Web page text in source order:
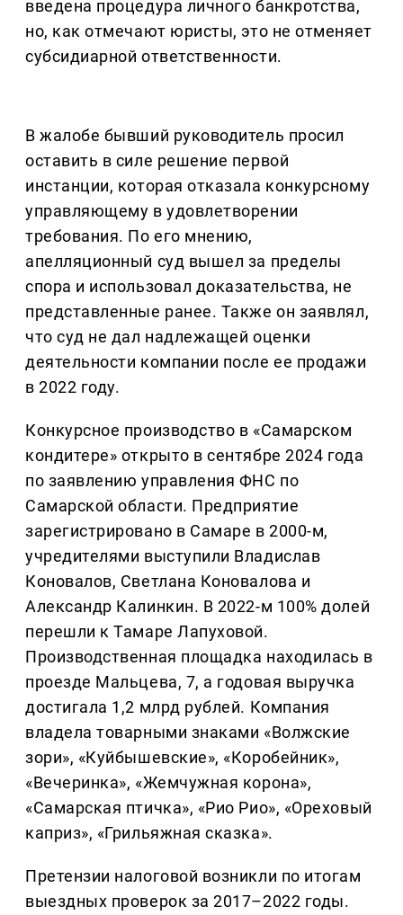
введена процедура личного банкротства,
но, как отмечают юристы, это не отменяет
субсидиарной ответственности.
В жалобе бывший руководитель просил
оставить в силе решение первой
инстанции, которая отказала конкурсному
управляющему в удовлетворении
требования. По его мнению,
апелляционный суд вышел за пределы
спора и использовал доказательства, не
представленные ранее. Также он заявлял,
что суд не дал надлежащей оценки
деятельности компании после ее продажи
в 2022 году.
Конкурсное производство в «Самарском
кондитере» открыто в сентябре 2024 года
по заявлению управления ФНС по
Самарской области. Предприятие
зарегистрировано в Самаре в 2000-м,
учредителями выступили Владислав
Коновалов, Светлана Коновалова и
Александр Калинкин. В 2022-м 100% долей
перешли к Тамаре Лапуховой.
Производственная площадка находилась в
проезде Мальцева, 7, а годовая выручка
достигала 1,2 млрд рублей. Компания
владела товарными знаками «Волжские
зори», «Куйбышевские», «Коробейник»,
«Вечеринка», «Жемчужная корона»,
«Самарская птичка», «Рио Рио», «Ореховый
каприз», «Грильяжная сказка».
Претензии налоговой возникли по итогам
выездных проверок за 2017–2022 годы.